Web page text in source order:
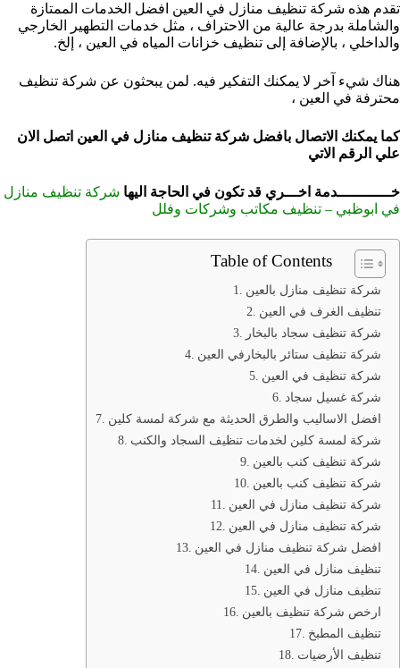
تقدم هذه شركة تنظيف منازل في العين افضل الخدمات الممتازة
والشاملة بدرجة عالية من الاحتراف ، مثل خدمات التطهير الخارجي
والداخلي ، بالإضافة إلى تنظيف خزانات المياه في العين ، إلخ.
هناك شيء آخر لا يمكنك التفكير فيه. لمن يبحثون عن شركة تنظيف
محترفة في العين ،
كما يمكنك الاتصال بافضل شركة تنظيف منازل في العين اتصل الان
علي الرقم الاتي
خــــــــــــدمة اخـــري قد تكون في الحاجة اليها شركة تنظيف منازل
في ابوظبي – تنظيف مكاتب وشركات وفلل
Table of Contents
شركة تنظيف منازل بالعين
تنظيف الغرف في العين
شركة تنظيف سجاد بالبخار
شركة تنظيف ستائر بالبخارفي العين
شركة تنظيف في العين
شركة غسيل سجاد
افضل الاساليب والطرق الحديثة مع شركة لمسة كلين
شركة لمسة كلين لخدمات تنظيف السجاد والكنب
شركة تنظيف كنب بالعين
شركة تنظيف كنب بالعين
شركة تنظيف منازل في العين
شركة تنظيف منازل في العين
افضل شركة تنظيف منازل في العين
تنظيف منازل في العين
تنظيف منازل في العين
ارخص شركة تنظيف بالعين
تنظيف المطبخ
تنظيف الأرضيات